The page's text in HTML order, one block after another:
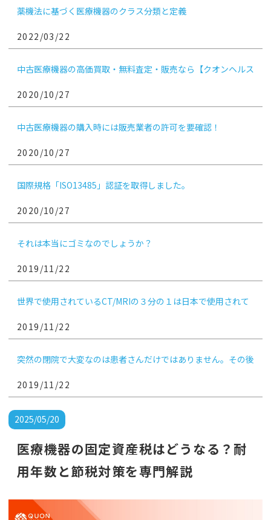
薬機法に基づく医療機器のクラス分類と定義
2022/03/22
中古医療機器の高価買取・無料査定・販売なら【クオンヘルス
2020/10/27
中古医療機器の購入時には販売業者の許可を要確認！
2020/10/27
国際規格「ISO13485」認証を取得しました。
2020/10/27
それは本当にゴミなのでしょうか？
2019/11/22
世界で使用されているCT/MRIの３分の１は日本で使用されて
2019/11/22
突然の閉院で大変なのは患者さんだけではありません。その後
2019/11/22
2025/05/20
医療機器の固定資産税はどうなる？耐
用年数と節税対策を専門解説